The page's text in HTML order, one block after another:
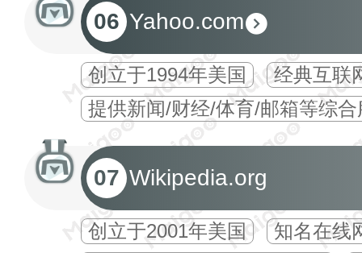
06 Yahoo.com
创立于1994年美国
经典互联
提供新闻/财经/体育/邮箱等综合
07 Wikipedia.org
创立于2001年美国
知名在线